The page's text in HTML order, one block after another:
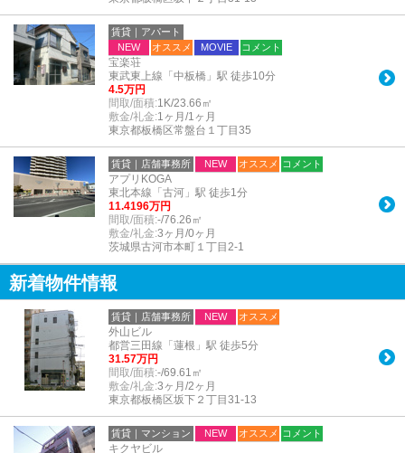
賃貸｜アパート
NEW
オススメ MOVIE コメント
宝楽荘
東武東上線「中板橋」駅 徒歩10分
4.5万円
間取/面積:1K/23.66㎡
敷金/礼金:1ヶ月/1ヶ月
東京都板橋区常盤台１丁目35
賃貸｜店舗事務所 NEW オススメ コメント
アプリKOGA
東北本線「古河」駅 徒歩1分
11.4196万円
間取/面積:-/76.26㎡
敷金/礼金:3ヶ月/0ヶ月
茨城県古河市本町１丁目2-1
新着物件情報
賃貸｜店舗事務所 NEW オススメ
外山ビル
都営三田線「蓮根」駅 徒歩5分
31.57万円
間取/面積:-/69.61㎡
敷金/礼金:3ヶ月/2ヶ月
東京都板橋区坂下２丁目31-13
賃貸｜マンション NEW オススメ コメント
キクヤビル